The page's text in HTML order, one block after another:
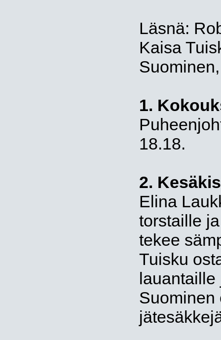
Läsnä:
Kaisa
1.
18.18.
2.
Elina
torstaille
tekee
Tuisku
lauantaille
Suominen